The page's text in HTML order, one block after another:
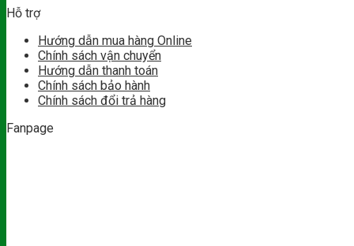
Hỗ trợ
Hướng dẫn mua hàng Online
Chính sách vận chuyển
Hướng dẫn thanh toán
Chính sách bảo hành
Chính sách đổi trả hàng
Fanpage